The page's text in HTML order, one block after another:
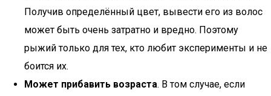
Получив определённый цвет, вывести его из волос
может быть очень затратно и вредно. Поэтому
рыжий только для тех, кто любит эксперименты и не
боится их.
Может прибавить возраста. В том случае, если